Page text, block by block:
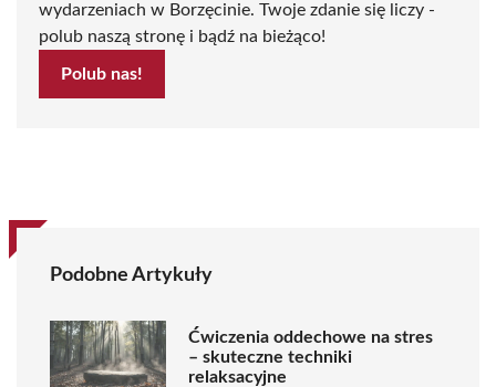
wydarzeniach w Borzęcinie. Twoje zdanie się liczy -
polub naszą stronę i bądź na bieżąco!
Polub nas!
Podobne Artykuły
Ćwiczenia oddechowe na stres
– skuteczne techniki
relaksacyjne